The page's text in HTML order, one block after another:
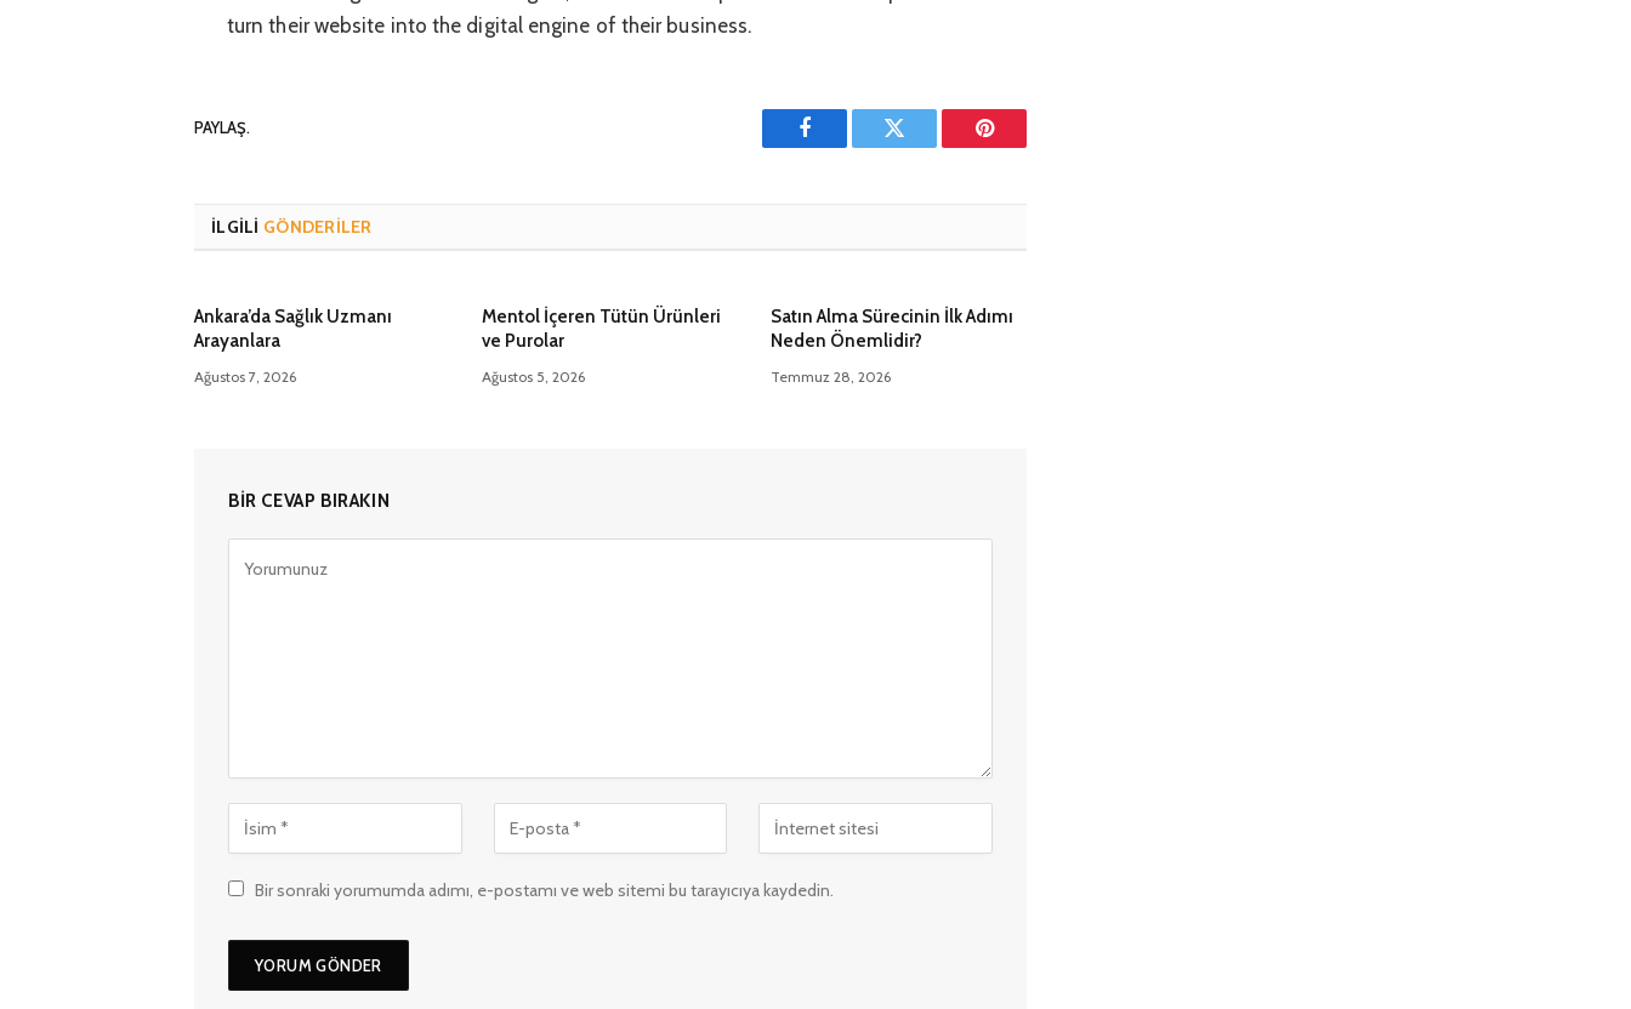
turn their website into the digital engine of their business.
PAYLAŞ.
Facebook Twitter Pinterest'in
İLGILI GÖNDERILER
Ankara’da Sağlık Uzmanı
Arayanlara
Ağustos 7, 2026
Mentol İçeren Tütün Ürünleri
ve Purolar
Ağustos 5, 2026
Satın Alma Sürecinin İlk Adımı
Neden Önemlidir?
Temmuz 28, 2026
BIR CEVAP BIRAKIN
Bir sonraki yorumumda adımı, e-postamı ve web sitemi bu tarayıcıya kaydedin.